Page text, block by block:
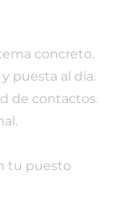
concreto.
puesta al día.
de contactos.
tu puesto